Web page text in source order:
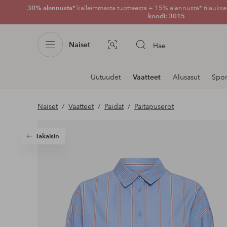
30% alennusta* kalleimmasta tuotteesta + 15% alennusta*
koodi: 3015
Naiset Kuvahaku Hae
Navigointi
osastoilla
Uutuudet Vaatteet Alusasut
Naiset Vaatteet Paidat Paitapuserot
Takaisin